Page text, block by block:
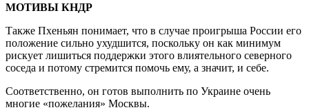
МОТИВЫ КНДР
Также Пхеньян понимает, что в случае проигрыша России его
положение сильно ухудшится, поскольку он как минимум
рискует лишиться поддержки этого влиятельного северного
соседа и потому стремится помочь ему, а значит, и себе.
Соответственно, он готов выполнить по Украине очень
многие «пожелания» Москвы.